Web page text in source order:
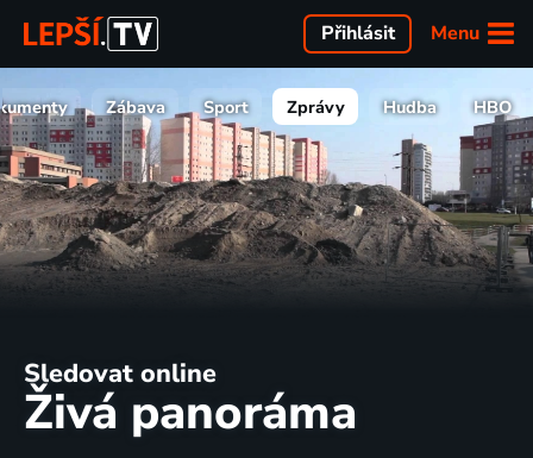
Menu
Přihlásit
Zábava Sport Zprávy Hudba HBO
Sledovat online
Živá panoráma